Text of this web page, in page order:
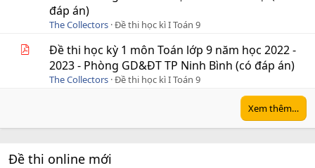
đáp án)
The Collectors Đề thi học kì I Toán 9
Đề thi học kỳ 1 môn Toán lớp 9 năm học 2022 -
2023 - Phòng GD&ĐT TP Ninh Bình (có đáp án)
The Collectors Đề thi học kì I Toán 9
Xem thêm…
Đề thi online mới